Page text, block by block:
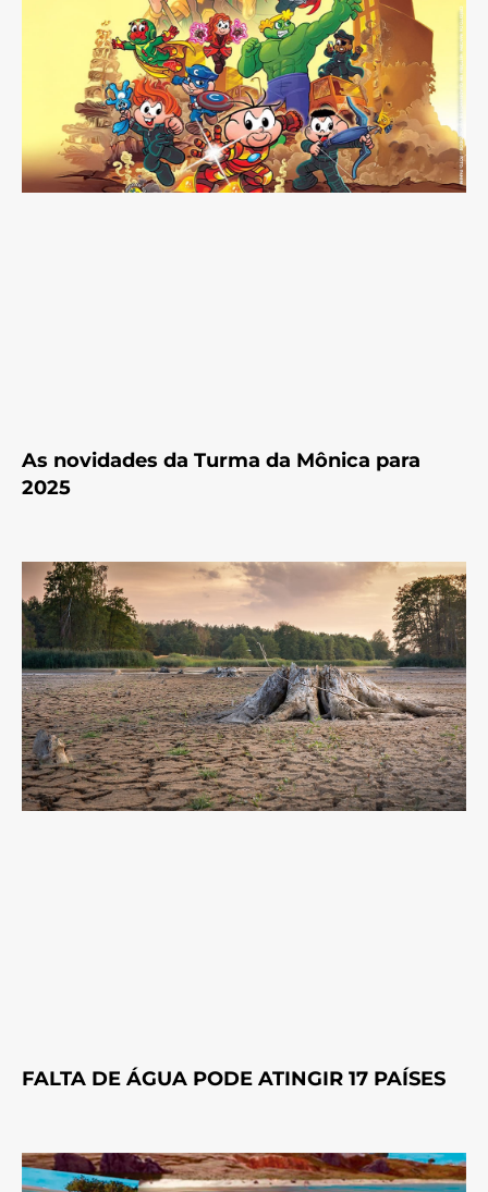
As novidades da Turma da Mônica para
2025
FALTA DE ÁGUA PODE ATINGIR 17 PAÍSES